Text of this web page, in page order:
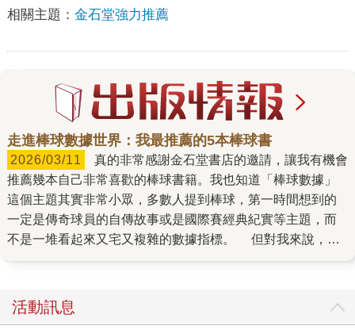
相關主題： 金石堂強力推薦
走進棒球數據世界：我最推薦的5本棒球書
2026/03/11
推薦幾本自己非常喜歡的棒球書籍。我也知道「棒球數據」
這個主題其實非常小眾，多數人提到棒球，第一時間想到的
一定是傳奇球員的自傳故事或是國際賽經典紀實等主題，而
不是一堆看起來又宅又複雜的數據指標。 但對我來說，棒
生一點興趣，一起投入這個我非常熟悉，也非常喜歡的世
界。 1. 《魔球》：當你相信數據的那一刻，你就已經站在
活動訊息